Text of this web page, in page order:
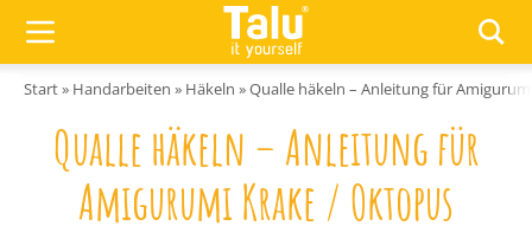
Start» Handarbeiten » Häkeln »Qualle häkeln – Anleitung für
Qualle häkeln – Anleitung für
Amigurumi Krake / Oktopus